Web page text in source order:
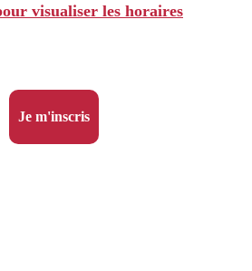
visualiser les horaires
Je m'inscris